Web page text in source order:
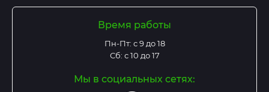
Время работы
Пн-Пт: с 9 до 18
Сб: с 10 до 17
Мы в социальных сетях: